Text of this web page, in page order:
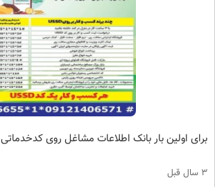
برای اولین بار بانک اطلاعات مشاغل روی کدخدماتی USSD ایجاد گردید
3 سال قبل